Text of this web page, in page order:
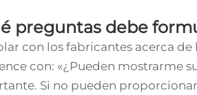
preguntas debe
con los fabricantes acerca de
con: «¿Pueden mostrarme
Si no pueden